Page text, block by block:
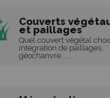
Couverts
et paillages
Quel couvert végétal
intégration de paillages,
géochanvre, ...